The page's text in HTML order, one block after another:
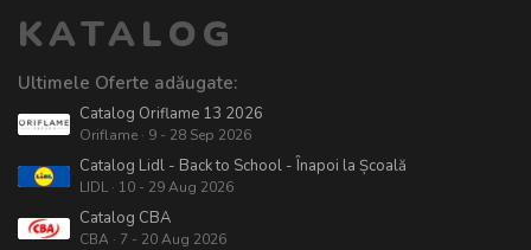
KATALOG
Ultimele Oferte adăugate:
Catalog Oriflame 13 2026
Oriflame · 9 - 28 Sep 2026
Catalog Lidl - Back to School - Înapoi la Școală
LIDL · 10 - 29 Aug 2026
Catalog CBA
CBA · 7 - 20 Aug 2026